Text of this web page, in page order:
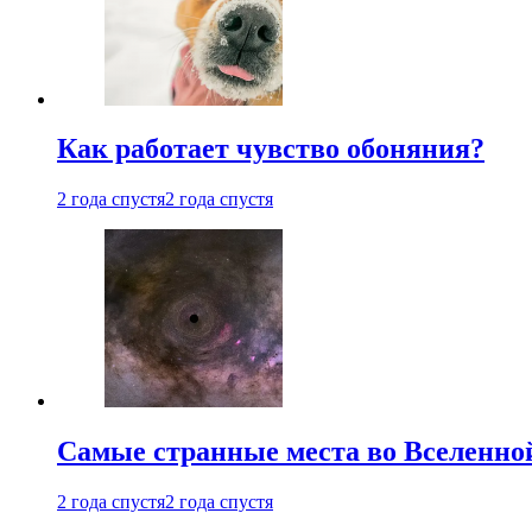
Как работает чувство обоняния?
2 года спустя2 года спустя
Самые странные места во
2 года спустя2 года спустя